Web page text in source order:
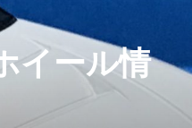
イール情